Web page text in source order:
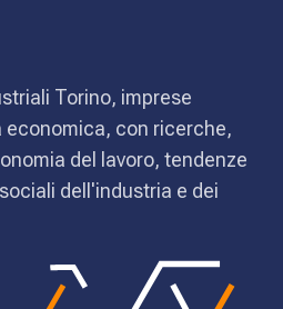
Torino, imprese
con ricerche,
del lavoro, tendenze
dell'industria e dei